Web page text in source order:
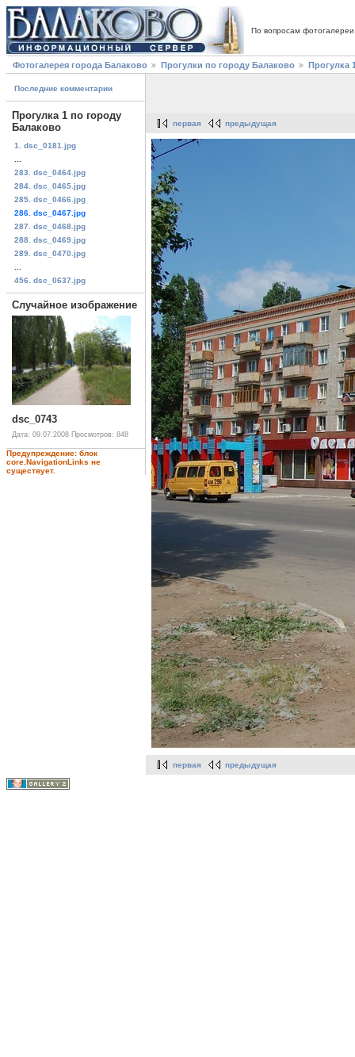
По вопросам
Фотогалерея города Балаково Прогулки по городу Балаково Прогулка
Последние комментарии
Прогулка 1 по городу
Балаково
1. dsc_0181.jpg
283. dsc_0464.jpg
284. dsc_0465.jpg
285. dsc_0466.jpg
286. dsc_0467.jpg
287. dsc_0468.jpg
288. dsc_0469.jpg
289. dsc_0470.jpg
456. dsc_0637.jpg
Случайное изображение
dsc_0743
Дата: 09.07.2008 Просмотров: 848
Предупреждение: блок
core.NavigationLinks не
существует.
первая предыдущая
первая предыдущая